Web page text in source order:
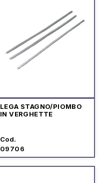
LEGA STAGNO/PIOMBO
IN VERGHETTE
Cod.
09706